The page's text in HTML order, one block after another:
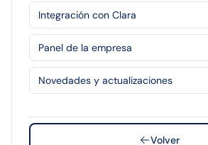
Integración con Clara
Panel de la empresa
Novedades y actualizaciones
Volver